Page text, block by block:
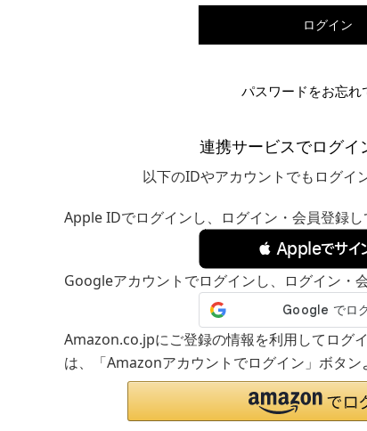
ログイン
パスワードをお忘れ
連携サービスでログイ
以下のIDやアカウントでもログイ
Apple IDでログインし、ログイン・会員登録し
 Appleでサイ
Googleアカウントでログインし、ログイン・
Amazon.co.jpにご登録の情報を利用してログ
は、「Amazonアカウントでログイン」ボタン